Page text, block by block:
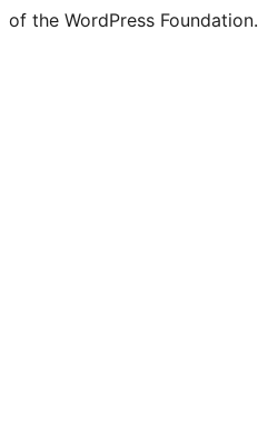
of the WordPress Foundation.